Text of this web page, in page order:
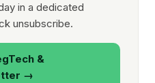
in a dedicated
unsubscribe.
&
→